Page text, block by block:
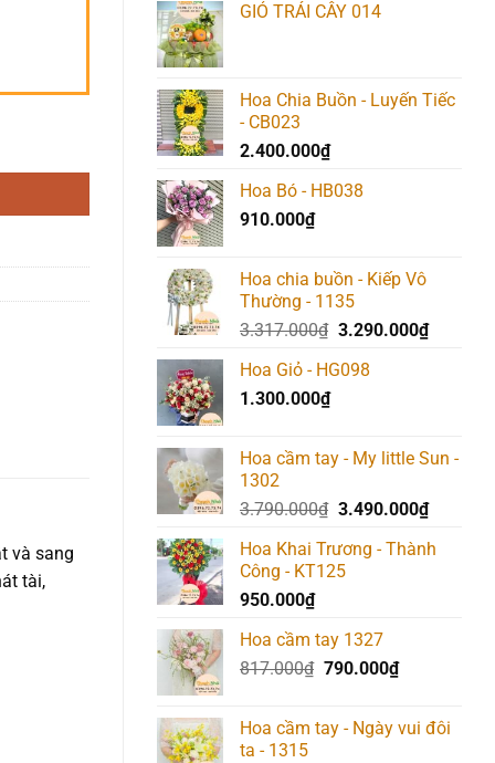
là:
GIỎ TRÁI CÂY 014
Hoa Chia Buồn - Luyến Tiếc
- CB023
2.400.000₫
Hoa Bó - HB038
910.000₫
Hoa chia buồn - Kiếp Vô
Thường - 1135
3.317.000₫ Giá
là:
3.290.000₫Giá
Hoa Giỏ - HG098
1.300.000₫
Hoa cầm tay - My little Sun -
1302
3.790.000₫ Giá
là:
3.790.000₫.
3.490.000₫Giá
tại
Hoa Khai Trương - Thành
Công - KT125
950.000₫
Hoa cầm tay 1327
817.000₫ Giá
817.000₫.
790.000₫Giá
là:
Hoa cầm tay - Ngày vui đôi
ta - 1315
và sang
tài,